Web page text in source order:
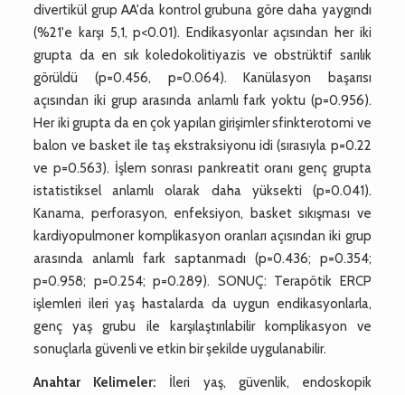
divertikül grup AA'da kontrol grubuna göre daha yaygındı
(%21'e karşı 5,1, p<0.01). Endikasyonlar açısından her iki
grupta da en sık koledokolitiyazis ve obstrüktif sarılık
görüldü (p=0.456, p=0.064). Kanülasyon başarısı
açısından iki grup arasında anlamlı fark yoktu (p=0.956).
Her iki grupta da en çok yapılan girişimler sfinkterotomi ve
balon ve basket ile taş ekstraksiyonu idi (sırasıyla p=0.22
ve p=0.563). İşlem sonrası pankreatit oranı genç grupta
istatistiksel anlamlı olarak daha yüksekti (p=0.041).
Kanama, perforasyon, enfeksiyon, basket sıkışması ve
kardiyopulmoner komplikasyon oranları açısından iki grup
arasında anlamlı fark saptanmadı (p=0.436; p=0.354;
p=0.958; p=0.254; p=0.289). SONUÇ: Terapötik ERCP
işlemleri ileri yaş hastalarda da uygun endikasyonlarla,
genç yaş grubu ile karşılaştırılabilir komplikasyon ve
sonuçlarla güvenli ve etkin bir şekilde uygulanabilir.
Anahtar Kelimeler: İleri yaş, güvenlik, endoskopik